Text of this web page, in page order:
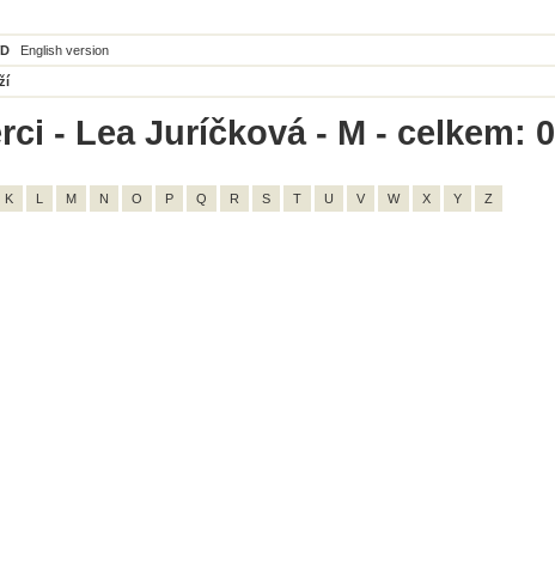
English version
- Lea Juríčková - M - celkem: 0
K L M N O P Q R S T U V W X Y Z